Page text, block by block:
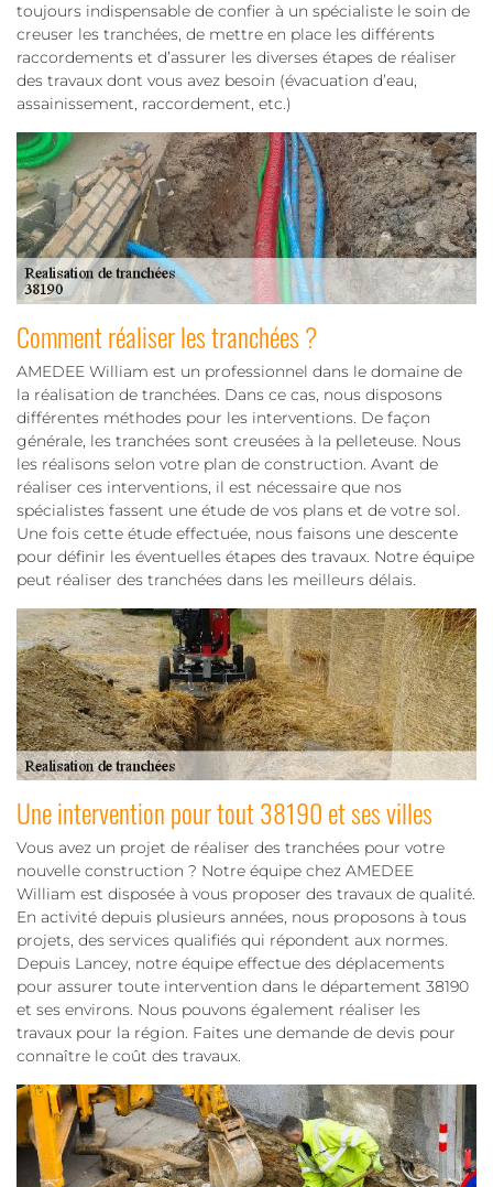
toujours indispensable de confier à un spécialiste le soin de
creuser les tranchées, de mettre en place les différents
raccordements et d’assurer les diverses étapes de réaliser
des travaux dont vous avez besoin (évacuation d’eau,
assainissement, raccordement, etc.)
Comment réaliser les tranchées ?
AMEDEE William est un professionnel dans le domaine de
la réalisation de tranchées. Dans ce cas, nous disposons
différentes méthodes pour les interventions. De façon
générale, les tranchées sont creusées à la pelleteuse. Nous
les réalisons selon votre plan de construction. Avant de
réaliser ces interventions, il est nécessaire que nos
spécialistes fassent une étude de vos plans et de votre sol.
Une fois cette étude effectuée, nous faisons une descente
pour définir les éventuelles étapes des travaux. Notre équipe
peut réaliser des tranchées dans les meilleurs délais.
Une intervention pour tout 38190 et ses villes
Vous avez un projet de réaliser des tranchées pour votre
nouvelle construction ? Notre équipe chez AMEDEE
William est disposée à vous proposer des travaux de qualité.
En activité depuis plusieurs années, nous proposons à tous
projets, des services qualifiés qui répondent aux normes.
Depuis Lancey, notre équipe effectue des déplacements
pour assurer toute intervention dans le département 38190
et ses environs. Nous pouvons également réaliser les
travaux pour la région. Faites une demande de devis pour
connaître le coût des travaux.